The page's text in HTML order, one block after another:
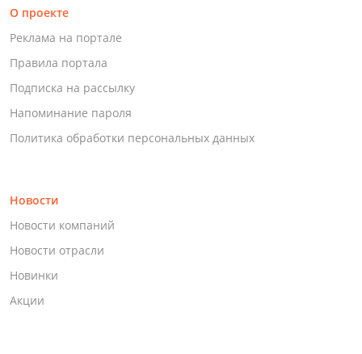
О проекте
Реклама на портале
Правила портала
Подписка на рассылку
Напоминание пароля
Политика обработки персональных данных
Новости
Новости компаний
Новости отрасли
Новинки
Акции